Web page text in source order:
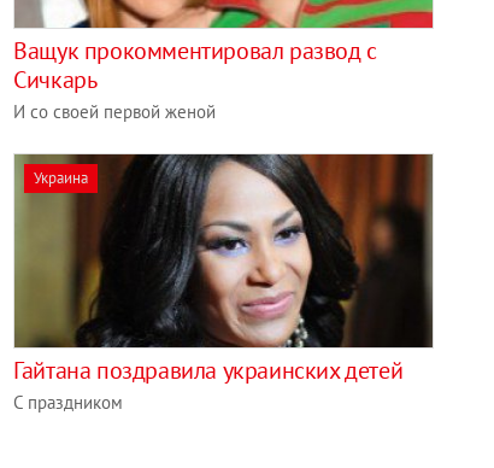
Ващук прокомментировал развод с
Сичкарь
И со своей первой женой
Украина
Гайтана поздравила украинских детей
С праздником